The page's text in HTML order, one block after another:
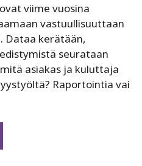
viime vuosina
vastuullisuuttaan
Dataa kerätään,
seurataan
asiakas ja kuluttaja
Raportointia vai